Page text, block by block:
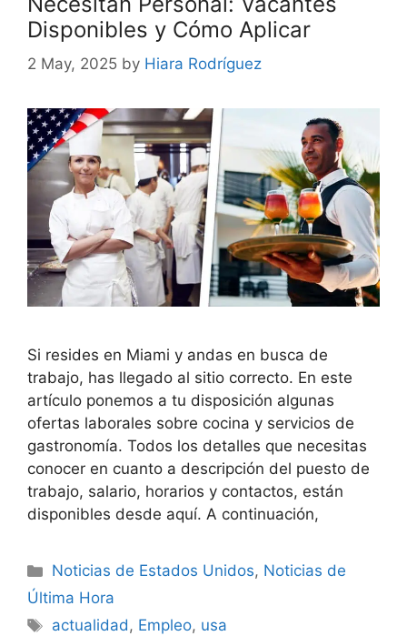
Disponibles y Cómo Aplicar
2 May, 2025 by Hiara Rodríguez
Si resides en Miami y andas en busca de
trabajo, has llegado al sitio correcto. En este
artículo ponemos a tu disposición algunas
ofertas laborales sobre cocina y servicios de
gastronomía. Todos los detalles que necesitas
conocer en cuanto a descripción del puesto de
trabajo, salario, horarios y contactos, están
disponibles desde aquí. A continuación,
Categories
Noticias de Estados Unidos, Noticias de
Última Hora
Tags
actualidad, Empleo, usa